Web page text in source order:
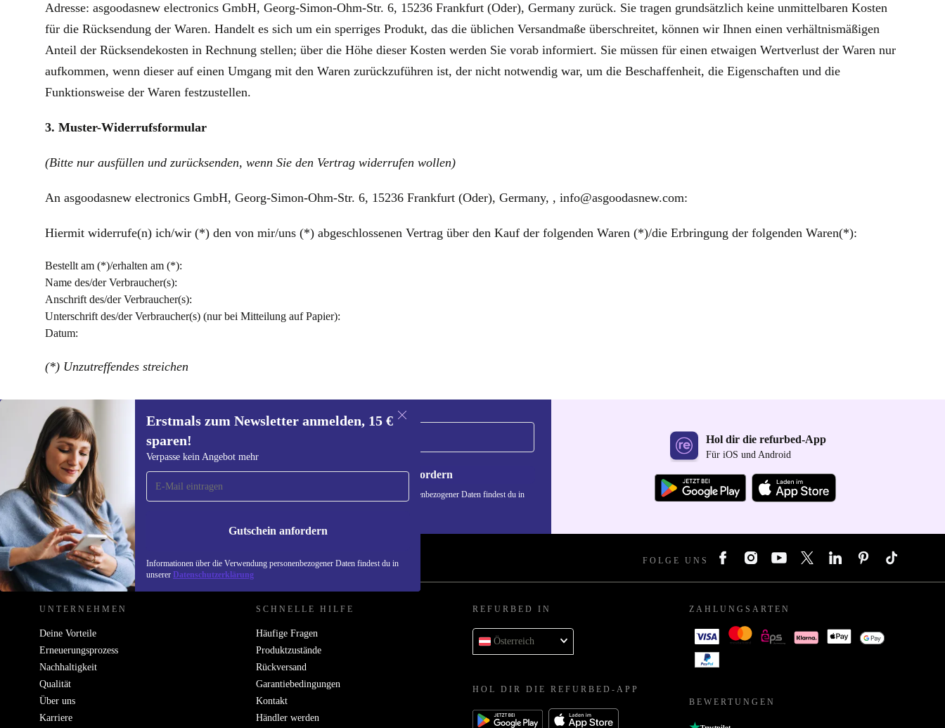
Adresse: asgoodasnew electronics GmbH, Georg-Simon-Ohm-Str. 6, 15236 Frankfurt (Oder), Germany zurück. Sie tragen grundsätzlich keine unmittelbaren Kosten
für die Rücksendung der Waren. Handelt es sich um ein sperriges Produkt, das die üblichen Versandmaße überschreitet, können wir Ihnen einen verhältnismäßigen
Anteil der Rücksendekosten in Rechnung stellen; über die Höhe dieser Kosten werden Sie vorab informiert. Sie müssen für einen etwaigen Wertverlust der Waren nur
aufkommen, wenn dieser auf einen Umgang mit den Waren zurückzuführen ist, der nicht notwendig war, um die Beschaffenheit, die Eigenschaften und die
Funktionsweise der Waren festzustellen.
3. Muster-Widerrufsformular
(Bitte nur ausfüllen und zurücksenden, wenn Sie den Vertrag widerrufen wollen)
An asgoodasnew electronics GmbH, Georg-Simon-Ohm-Str. 6, 15236 Frankfurt (Oder), Germany, , info@asgoodasnew.com:
Hiermit widerrufe(n) ich/wir (*) den von mir/uns (*) abgeschlossenen Vertrag über den Kauf der folgenden Waren (*)/die Erbringung der folgenden Waren(*):
Bestellt am (*)/erhalten am (*):
Name des/der Verbraucher(s):
Anschrift des/der Verbraucher(s):
Unterschrift des/der Verbraucher(s) (nur bei Mitteilung auf Papier):
Datum:
(*) Unzutreffendes streichen
Erstmals zum Newsletter anmelden, 15 €
sparen!
Verpasse kein Angebot mehr
Gutschein anfordern
Informationen über die Verwendung personenbezogener Daten findest du in
unserer Datenschutzerklärung
Erstmals zum Newsletter
anmelden, 15 € sparen!
Verpasse kein Angebot mehr.
Gutschein anfordern
Informationen über die Verwendung personenbezogener Daten findest du in
Hol dir die refurbed-App
Für iOS und Android
REFURBED ÖSTERREICH - RETHINK NEW. FOLGE UNS
UNTERNEHMEN
Deine Vorteile
Erneuerungsprozess
Nachhaltigkeit
Qualität
Über uns
Karriere
SCHNELLE HILFE
Häufige Fragen
Produktzustände
Rückversand
Garantiebedingungen
Kontakt
Händler werden
REFURBED IN
Österreich
HOL DIR DIE REFURBED-APP
ZAHLUNGSARTEN
BEWERTUNGEN